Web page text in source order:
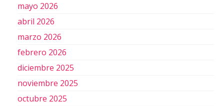
mayo 2026
abril 2026
marzo 2026
febrero 2026
diciembre 2025
noviembre 2025
octubre 2025